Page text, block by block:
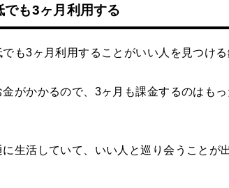
も3ヶ月利用する
も3ヶ月利用することがいい人を見つける
がかかるので、3ヶ月も課金するのはも
生活していて、いい人と巡り会うことが